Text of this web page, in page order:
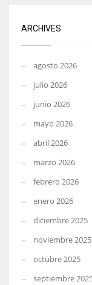
ARCHIVES
agosto 2026
julio 2026
junio 2026
mayo 2026
abril 2026
marzo 2026
febrero 2026
enero 2026
diciembre 2025
noviembre 2025
octubre 2025
septiembre